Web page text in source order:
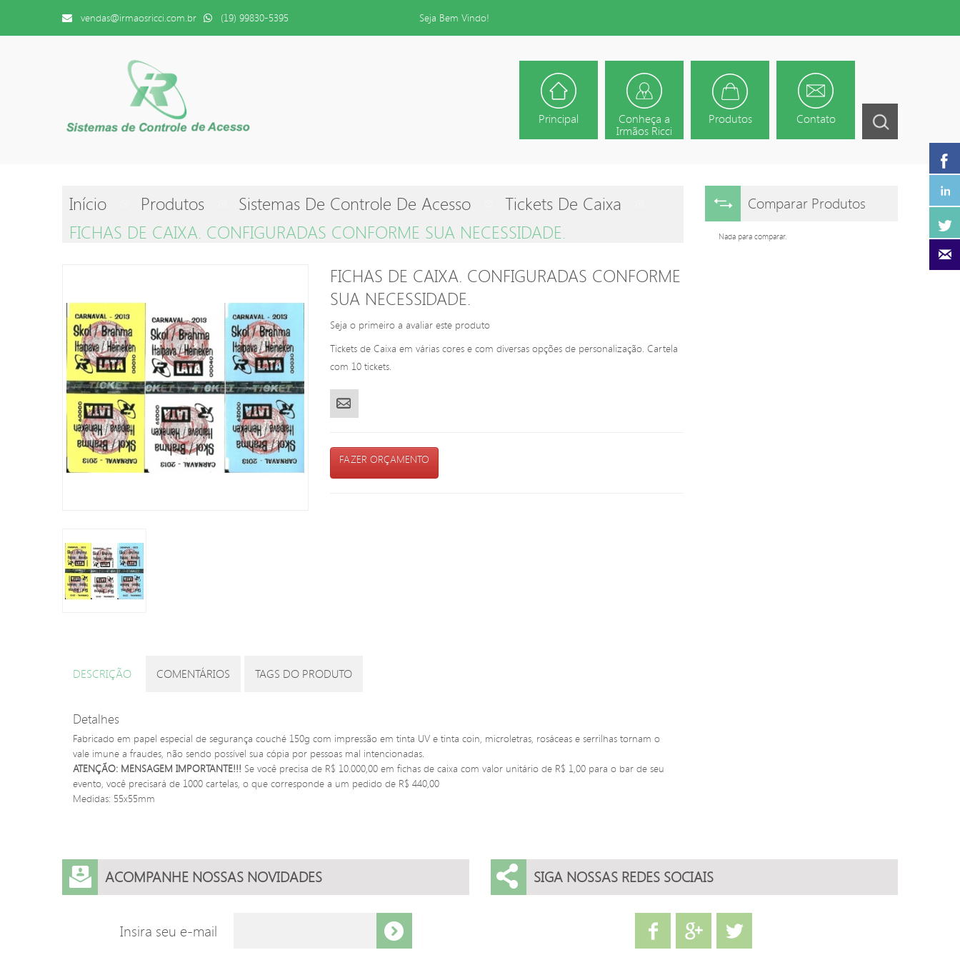
vendas@irmaosricci.com.br (19) 99830-5395 Seja Bem Vindo!
Principal Conheça a
Irmãos Ricci
Produtos Contato
Início Produtos Sistemas De Controle De Acesso
Tickets De Caixa
FICHAS DE CAIXA. CONFIGURADAS CONFORME SUA NECESSIDADE.
FICHAS DE CAIXA. CONFIGURADAS CONFORME
SUA NECESSIDADE.
Seja o primeiro a avaliar este produto
Tickets de Caixa em várias cores e com diversas opções de personalização. Cartela
com 10 tickets.
FAZER ORÇAMENTO
DESCRIÇÃO COMENTÁRIOS TAGS DO PRODUTO
Detalhes
Fabricado em papel especial de segurança couché 150g com impressão em tinta UV e tinta coin, microletras, rosáceas e serrilhas tornam o
vale imune a fraudes, não sendo possível sua cópia por pessoas mal intencionadas.
ATENÇÃO: MENSAGEM IMPORTANTE!!! Se você precisa de R$ 10.000,00 em fichas de caixa com valor unitário de R$ 1,00 para o bar de seu
evento, você precisará de 1000 cartelas, o que corresponde a um pedido de R$ 440,00
Medidas: 55x55mm
Comparar Produtos
Nada para comparar.
ACOMPANHE NOSSAS NOVIDADES
Insira seu e-mail
SIGA NOSSAS REDES SOCIAIS